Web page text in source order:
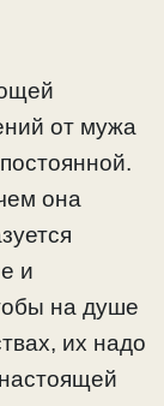
от мужа
она
и
на душе
их надо